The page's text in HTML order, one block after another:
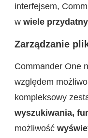
interfejsem,
w wiele
Zarządzanie
Commander One
względem
kompleksowy
wyszukiwania,
możliwość